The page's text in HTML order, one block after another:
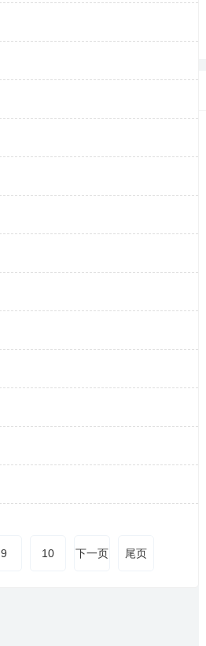
9 10 下一页 尾页